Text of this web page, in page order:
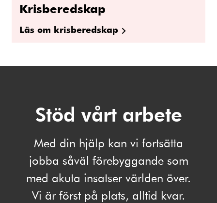
Krisberedskap
Läs om krisberedskap
Stöd vårt arbete
Med din hjälp kan vi fortsätta
jobba såväl förebyggande som
med akuta insatser världen över.
Vi är först på plats, alltid kvar.